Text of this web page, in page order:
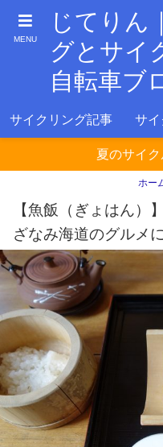
MENU
じてりん
グとサイ
自転車ブ
サイクリング記事 サイ
夏のサイク
ホー
【魚飯（ぎょはん）
ざなみ海道のグルメ